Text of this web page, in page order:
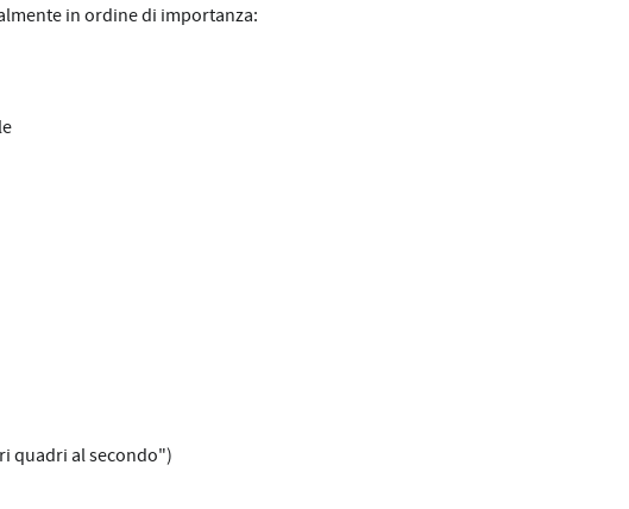
in ordine di importanza:
quadri al secondo")